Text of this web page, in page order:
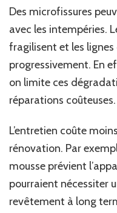
Des microfissures
avec les intempéries.
fragilisent et les lignes
progressivement. En
on limite ces
réparations coûteuses.
L’entretien coûte
rénovation. Par
mousse prévient
pourraient nécessiter
revêtement à long